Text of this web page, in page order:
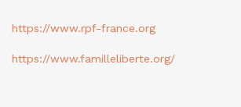
https://www.rpf-france.org
https://www.familleliberte.org/